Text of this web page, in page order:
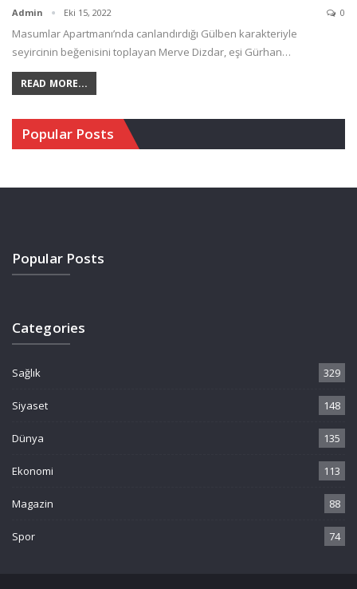
Admin Eki 15, 2022 0
Masumlar Apartmanı’nda canlandırdığı Gülben karakteriyle
seyircinin beğenisini toplayan Merve Dizdar, eşi Gürhan…
READ MORE...
Popular Posts
Popular Posts
Categories
Sağlık 329
Siyaset 148
Dünya 135
Ekonomi 113
Magazin 88
Spor 74